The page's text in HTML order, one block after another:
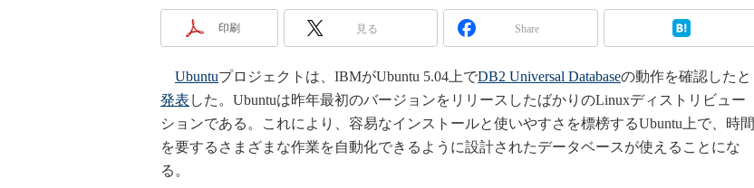
印刷 見る Share
Ubuntuプロジェクトは、IBMがUbuntu 5.04上でDB2 Universal Databaseの動作を確認したと
発表 した。Ubuntuは昨年最初のバージョンをリリースしたばかりのLinuxディストリビュー
ションである。これにより、容易なインストールと使いやすさを標榜するUbuntu上で、時間
を要するさまざまな作業を自動化できるように設計されたデータベースが使えることにな
る。